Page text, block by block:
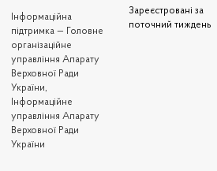
Iнформаційна
підтримка — Головне
організаційне
управління Апарату
Верховної Ради
України,
Інформаційне
управління Апарату
Верховної Ради
України
Зареєстровані за
поточний тиждень